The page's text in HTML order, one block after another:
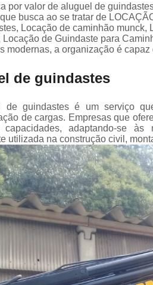
por valor de aluguel de
busca ao se tratar de
Locação de caminhão munck,
Locação de Guindaste para
modernas, a organização é
de guindastes
de guindastes é um serviço
de cargas. Empresas que
capacidades, adaptando-se
utilizada na construção civil,